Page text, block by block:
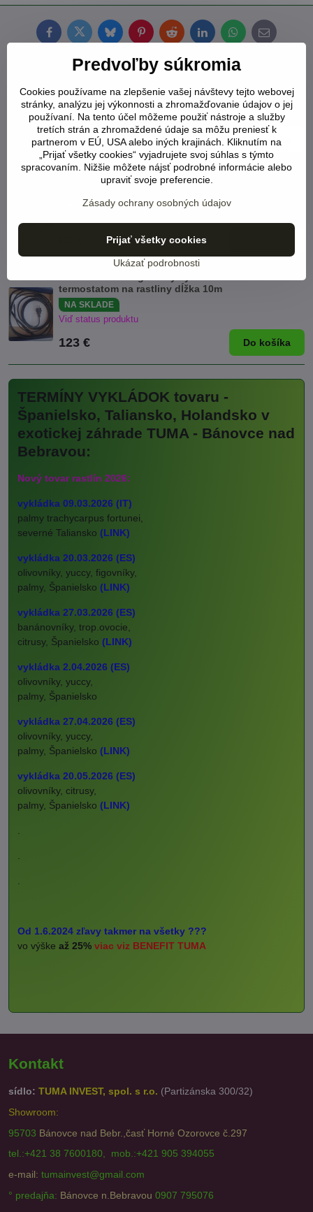
FacebookTwitterBlueskyPinterestRedditLinkedInWhatsApp
E-
mail
Vyhrievací kábel na rastliny dĺžka 30m výkon 6-
NA SKLADE NOVINKA
Viď status produktu
68 € Do košíka
Vyhrievací kábel na rastliny dĺžka 40m výkon 6-
10W/1bm
NA SKLADE NOVINKA
termostatom na rastliny dĺžka 10m
NA SKLADE
Viď status produktu
123 € Do košíka
TERMÍNY VYKLÁDOK tovaru -
Španielsko, Taliansko, Holandsko v
exotickej záhrade TUMA - Bánovce nad
Bebravou:
Nový tovar rastlín 2026:
vykládka 09.03.2026 (IT)
palmy trachycarpus fortunei,
severné Taliansko (LINK)
vykládka 20.03.2026 (ES)
olivovníky, yuccy, figovníky,
palmy, Španielsko (LINK)
vykládka 27.03.2026 (ES)
banánovníky, trop.ovocie,
citrusy, Španielsko (LINK)
vykládka 2.04.2026 (ES)
olivovníky, yuccy,
palmy, Španielsko
vykládka 27.04.2026 (ES)
olivovníky, yuccy,
palmy, Španielsko (LINK)
vykládka 20.05.2026 (ES)
olivovníky, citrusy,
palmy, Španielsko (LINK)
Od 1.6.2024 zľavy takmer na všetky ???
vo výške až 25% viac viz BENEFIT TUMA
Kontakt
sídlo: TUMA INVEST, spol. s r.o. (Partizánska 300/32)
Showroom:
95703 Bánovce nad Bebr.,časť Horné Ozorovce č.297
tel.:+421 38 7600180, mob.:+421 905 394055
e-mail: tumainvest@gmail.com
° predajňa: Bánovce n.Bebravou 0907 795076
Predvoľby súkromia
Cookies používame na zlepšenie vašej návštevy tejto webovej
stránky, analýzu jej výkonnosti a zhromažďovanie údajov o jej
používaní. Na tento účel môžeme použiť nástroje a služby
tretích strán a zhromaždené údaje sa môžu preniesť k
partnerom v EÚ, USA alebo iných krajinách. Kliknutím na
„Prijať všetky cookies“ vyjadrujete svoj súhlas s týmto
spracovaním. Nižšie môžete nájsť podrobné informácie alebo
upraviť svoje preferencie.
Zásady ochrany osobných údajov
Ukázať podrobnosti
Prijať všetky cookies